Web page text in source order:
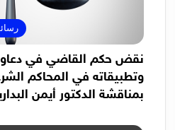
نقض حكم القاضي في
وتطبيقاته في المحاكم
بمناقشة الدكتور أيمن